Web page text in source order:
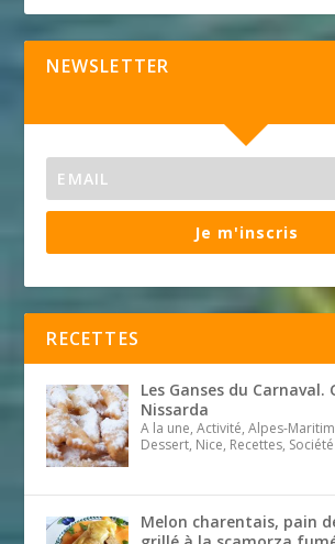
NEWSLETTER
Je m'inscris
RECETTES
Les Ganses du Carnaval.
Nissarda
A la une, Activité, Alpes-
Dessert, Nice, Recettes, Société
Melon charentais, pain